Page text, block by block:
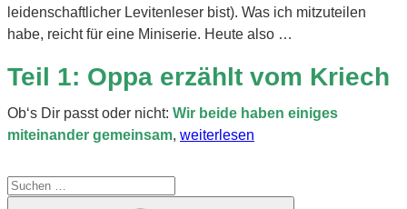
leidenschaftlicher Levitenleser bist). Was ich mitzuteilen
habe, reicht für eine Miniserie. Heute also …
Teil 1: Oppa erzählt vom Kriech
Ob‘s Dir passt oder nicht: Wir beide haben einiges
miteinander gemeinsam, „Rezo
Zerstörung
weiterlesen
Suche